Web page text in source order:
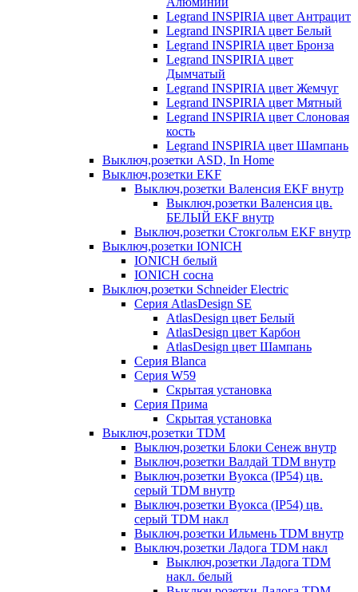
Legrand INSPIRIA цвет Антрацит
Legrand INSPIRIA цвет Белый
Legrand INSPIRIA цвет Бронза
Legrand INSPIRIA цвет
Дымчатый
Legrand INSPIRIA цвет Жемчуг
Legrand INSPIRIA цвет Мятный
Legrand INSPIRIA цвет Слоновая
кость
Legrand INSPIRIA цвет Шампань
Выключ,розетки ASD, In Home
Выключ,розетки EKF
Выключ,розетки Валенсия EKF внутр
Выключ,розетки Валенсия цв.
БЕЛЫЙ EKF внутр
Выключ,розетки Стокгольм EKF внутр
Выключ,розетки IONICH
IONICH белый
IONICH сосна
Выключ,розетки Schneider Electric
Серия AtlasDesign SE
AtlasDesign цвет Белый
AtlasDesign цвет Карбон
AtlasDesign цвет Шампань
Серия Blanca
Серия W59
Скрытая установка
Серия Прима
Скрытая установка
Выключ,розетки TDM
Выключ,розетки Блоки Сенеж внутр
Выключ,розетки Валдай TDM внутр
Выключ,розетки Вуокса (IP54) цв.
серый TDM внутр
Выключ,розетки Вуокса (IP54) цв.
серый TDM накл
Выключ,розетки Ильмень TDM внутр
Выключ,розетки Ладога TDM накл
Выключ,розетки Ладога TDM
накл. белый